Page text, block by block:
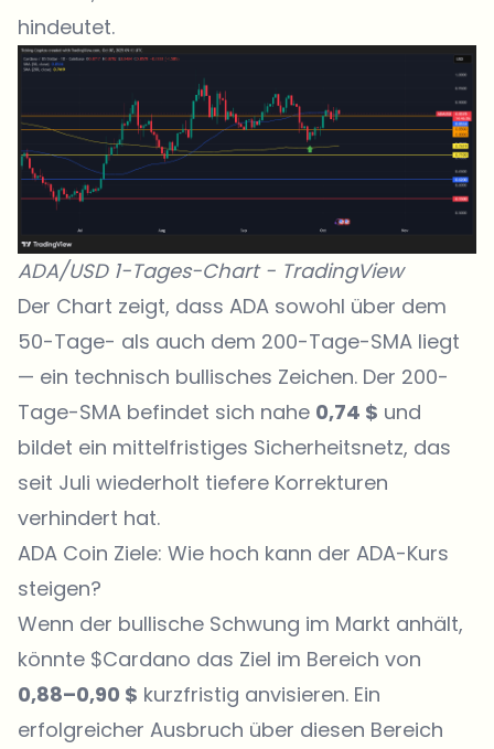
hindeutet.
ADA/USD 1-Tages-Chart - TradingView
Der Chart zeigt, dass ADA sowohl über dem
50-Tage- als auch dem 200-Tage-SMA liegt
— ein technisch bullisches Zeichen. Der 200-
Tage-SMA befindet sich nahe 0,74 $ und
bildet ein mittelfristiges Sicherheitsnetz, das
seit Juli wiederholt tiefere Korrekturen
verhindert hat.
ADA Coin Ziele: Wie hoch kann der ADA-Kurs
steigen?
Wenn der bullische Schwung im Markt anhält,
könnte $Cardano das Ziel im Bereich von
0,88–0,90 $ kurzfristig anvisieren. Ein
erfolgreicher Ausbruch über diesen Bereich